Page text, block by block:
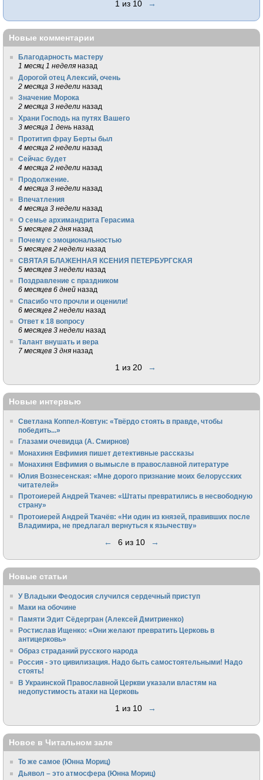
1 из 10 →
Новые комментарии
Благодарность мастеру
1 месяц 1 неделя назад
Дорогой отец Алексий, очень
2 месяца 3 недели назад
Значение Морока
2 месяца 3 недели назад
Храни Господь на путях Вашего
3 месяца 1 день назад
Протитип фрау Берты был
4 месяца 2 недели назад
Сейчас будет
4 месяца 2 недели назад
Продолжение.
4 месяца 3 недели назад
Впечатления
4 месяца 3 недели назад
О семье архимандрита Герасима
5 месяцев 2 дня назад
Почему с эмоциональностью
5 месяцев 2 недели назад
СВЯТАЯ БЛАЖЕННАЯ КСЕНИЯ ПЕТЕРБУРГСКАЯ
5 месяцев 3 недели назад
Поздравление с праздником
6 месяцев 6 дней назад
Спасибо что прочли и оценили!
6 месяцев 2 недели назад
Ответ к 18 вопросу
6 месяцев 3 недели назад
Талант внушать и вера
7 месяцев 3 дня назад
1 из 20 →
Новые интервью
Светлана Коппел-Ковтун: «Твёрдо стоять в правде, чтобы
победить...»
Глазами очевидца (А. Смирнов)
Монахиня Евфимия пишет детективные рассказы
Монахиня Евфимия о вымысле в православной литературе
Юлия Вознесенская: «Мне дорого признание моих белорусских
читателей»
Протоиерей Андрей Ткачев: «Штаты превратились в несвободную
страну»
Протоиерей Андрей Ткачёв: «Ни один из князей, правивших после
Владимира, не предлагал вернуться к язычеству»
← 6 из 10 →
Новые статьи
У Владыки Феодосия случился сердечный приступ
Маки на обочине
Памяти Эдит Сёдергран (Алексей Дмитриенко)
Ростислав Ищенко: «Они желают превратить Церковь в
антицерковь»
Образ страданий русского народа
Россия - это цивилизация. Надо быть самостоятельными! Надо
стоять!
В Украинской Православной Церкви указали властям на
недопустимость атаки на Церковь
1 из 10 →
Новое в Читальном зале
То же самое (Юнна Мориц)
Дьявол – это атмосфера (Юнна Мориц)